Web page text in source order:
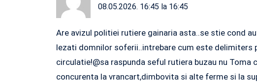
08.05.2026. 16:45 la 16:45
Are avizul politiei rutiere gainaria asta..se stie cond
lezati domnilor soferii..intrebare cum este delimiters
circulatie!@sa raspunda seful rutiera buzau nu
concurenta la vrancart,dimbovita si alte ferme si la